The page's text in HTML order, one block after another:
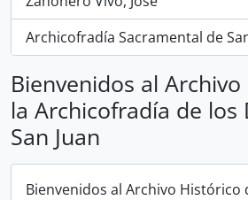
Archicofradía Sacramental de
Bienvenidos al
la Archicofradía de los
San Juan
Bienvenidos al Archivo Histórico